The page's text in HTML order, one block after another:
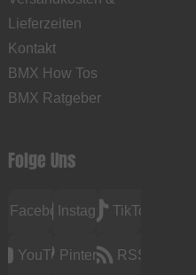
Lieferzeiten
Kontakt
BMX How Tos
BMX Ratgeber
Folge Uns
FacebookInstagramTikTok
YouTubePinterest RSS